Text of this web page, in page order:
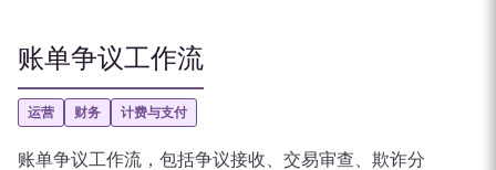
账单争议工作流
运营 财务 计费与支付
账单争议工作流，包括争议接收、交易审查、欺诈分